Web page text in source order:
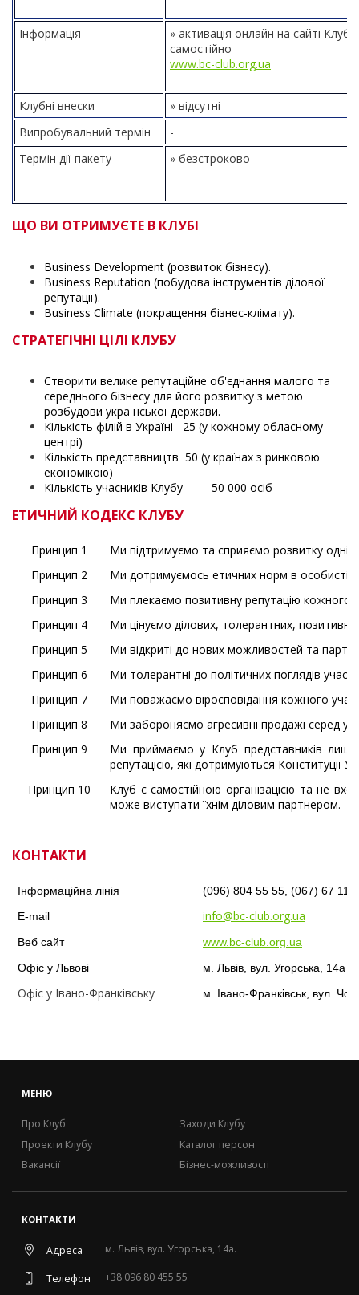
Інформація
» активація онлайн на сайті Клубу
самостійно
www.bc-club.org.ua
Клубні внески
» відсутні
Випробувальний термін
-
Термін дії пакету
» безстроково
ЩО ВИ ОТРИМУЄТЕ В КЛУБІ
Business Development (розвиток бізнесу).
Business Reputation (побудова інструментів ділової
репутації).
Business Climate (покращення бізнес-клімату).
СТРАТЕГІЧНІ ЦІЛІ КЛУБУ
Створити велике репутаційне об'єднання малого та
середнього бізнесу для його розвитку з метою
розбудови української держави.
Кількість філій в Україні
25 (у кожному обласному
центрі)
Кількість представництв 50 (у країнах з ринковою
економікою)
Кількість учасників Клубу
50 000 осіб
ЕТИЧНИЙ КОДЕКС КЛУБУ
Принцип 1
Ми підтримуємо та сприяємо розвитку одні
Принцип 2
Ми дотримуємось етичних норм в
Принцип 3
Ми плекаємо позитивну репутацію кожного
Принцип 4
Ми цінуємо ділових, толерантних,
Принцип 5
Ми відкриті до нових можливостей та
Принцип 6
Ми толерантні до політичних поглядів
Принцип 7
Ми поважаємо віросповідання кожного
Принцип 8
Ми забороняємо агресивні продажі серед
Принцип 9
Ми приймаємо у Клуб представників
репутацією, які дотримуються Конституції
Принцип 10
Клуб є самостійною організацією та не
може виступати їхнім діловим партнером.
КОНТАКТИ
Інформаційна лінія
(096) 804 55 55, (067) 67 115
E-mail
info@bc-club.org.ua
Веб сайт
www.bc-club.org.ua
Офіс у Львові
м. Львів, вул. Угорська, 14а
Офіс у Івано-Франківську м. Івано-Франківськ, вул.
МЕНЮ
Про Клуб
Проекти Клубу
Вакансії
Заходи Клубу
Каталог персон
Бізнес-можливості
КОНТАКТИ
Адреса м. Львів, вул. Угорська, 14а.
Телефон +38 096 80 455 55